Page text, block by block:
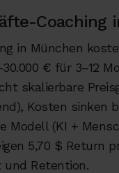
Coaching
in München
€ für 3–12
skalierbare
Kosten sinken
Modell (KI +
5,70 $ Return
Retention.